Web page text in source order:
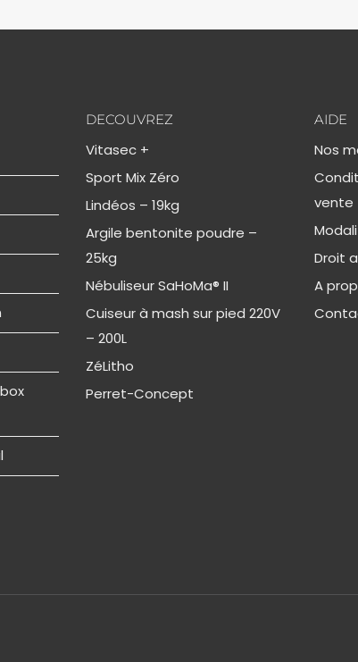
DECOUVREZ
Vitasec +
Sport Mix Zéro
Lindéos – 19kg
Argile bentonite poudre –
25kg
Nébuliseur SaHoMa® II
Cuiseur à mash sur pied 220V
– 200L
ZéLitho
Perret-Concept
AIDE
Nos
vente
Droit
A